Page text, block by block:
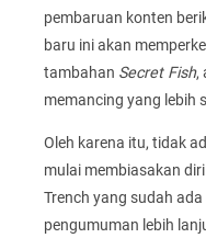
pembaruan konten
baru ini akan
tambahan Secret Fish,
memancing yang lebih
Oleh karena itu, tidak
mulai membiasakan
Trench yang sudah
pengumuman lebih